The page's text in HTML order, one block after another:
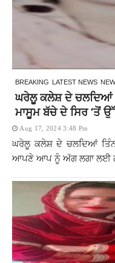
BREAKING LATEST NEWS
ਘਰੇਲੂ ਕਲੇਸ਼ ਦੇ ਚਲਦਿਆਂ
ਮਾਸੂਮ ਬੱਚੇ ਦੇ ਸਿਰ ‘ਤੋਂ
Aug 17, 2024 3:48 Pm
ਘਰੇਲੂ ਕਲੇਸ਼ ਦੇ ਚਲਦਿਆਂ
ਆਪਣੇ ਆਪ ਨੂੰ ਅੱਗ ਲਗਾ ਲਈ